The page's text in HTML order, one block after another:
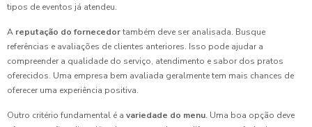
tipos de eventos já atendeu.
A reputação do fornecedortambém deve ser analisada. Busque
referências e avaliações de clientes anteriores. Isso pode ajudar a
compreender a qualidade do serviço, atendimento e sabor dos pratos
oferecidos. Uma empresa bem avaliada geralmente tem mais chances de
oferecer uma experiência positiva.
Outro critério fundamental é a variedade do menu. Uma boa opção deve